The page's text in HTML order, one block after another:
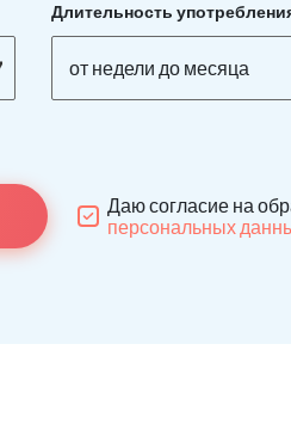
Длительность
от недели до месяца
Даю согласие на
персональных